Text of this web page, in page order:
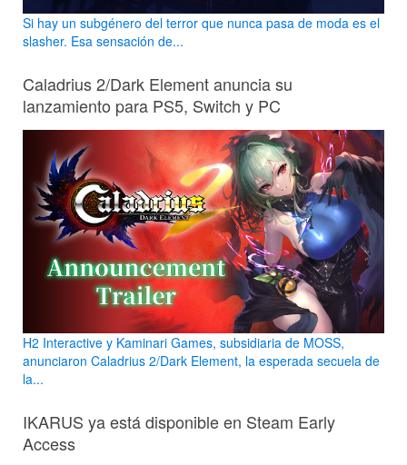
Si hay un subgénero del terror que nunca pasa de moda es el
slasher. Esa sensación de...
Caladrius 2/Dark Element anuncia su
lanzamiento para PS5, Switch y PC
H2 Interactive y Kaminari Games, subsidiaria de MOSS,
anunciaron Caladrius 2/Dark Element, la esperada secuela de
la...
IKARUS ya está disponible en Steam Early
Access